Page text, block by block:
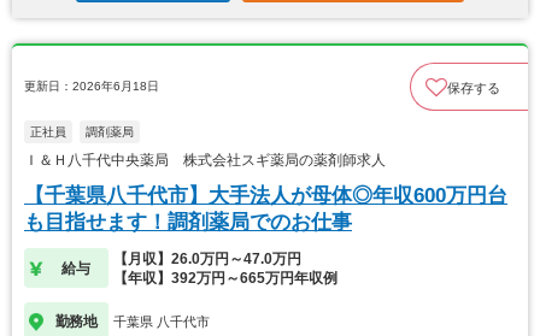
更新日：2026年6月18日 保存する
正社員 調剤薬局
Ｉ＆Ｈ八千代中央薬局 株式会社スギ薬局の薬剤師求人
【千葉県八千代市】大手法人が母体◎年収600万円台
も目指せます！調剤薬局でのお仕事
給与
【月収】26.0万円～47.0万円
【年収】392万円～665万円年収例
勤務地 千葉県 八千代市